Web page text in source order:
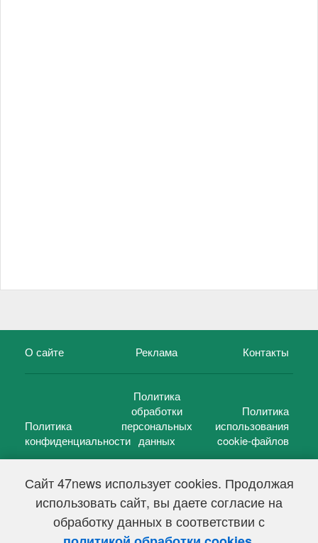
Сайт 47news использует cookies. Продолжая
использовать сайт, вы даете согласие на
обработку данных в соответствии с
О сайте Реклама Контакты
Политика
конфиденциальности
Политика
обработки
персональных
данных
Политика
использования
cookie-файлов
47 новостей (47 news)2005 — 2026 г.
Свидетельство о регистрации СМИ Эл № ФС 77-39848, выдано
Федеральной службой по надзору в сфере связи,